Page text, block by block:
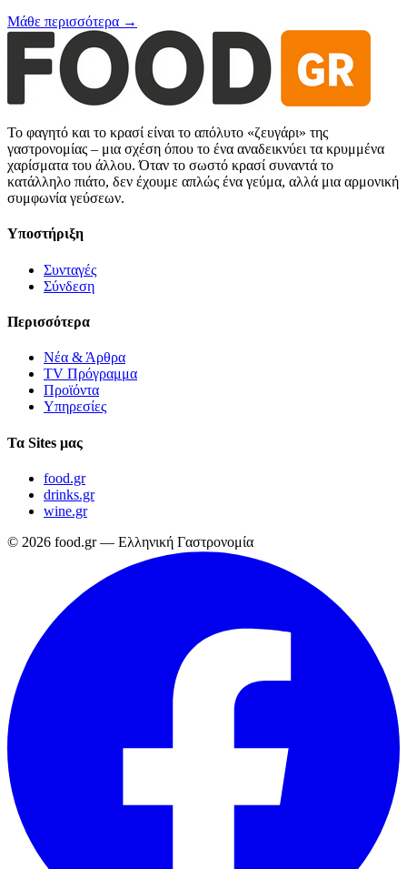
Μάθε περισσότερα →
Το φαγητό και το κρασί είναι το απόλυτο «ζευγάρι» της
γαστρονομίας – μια σχέση όπου το ένα αναδεικνύει τα κρυμμένα
χαρίσματα του άλλου. Όταν το σωστό κρασί συναντά το
κατάλληλο πιάτο, δεν έχουμε απλώς ένα γεύμα, αλλά μια αρμονική
συμφωνία γεύσεων.
Υποστήριξη
Συνταγές
Σύνδεση
Περισσότερα
Νέα & Άρθρα
TV Πρόγραμμα
Προϊόντα
Υπηρεσίες
Τα Sites μας
food.gr
drinks.gr
wine.gr
© 2026 food.gr — Ελληνική Γαστρονομία